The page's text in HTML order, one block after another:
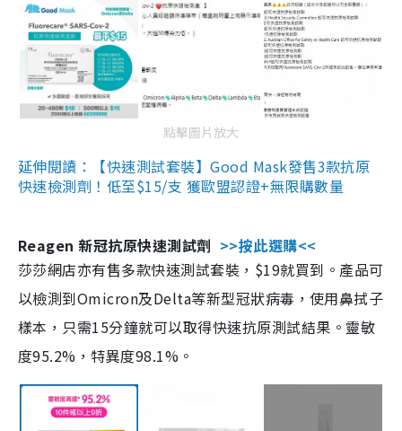
點擊圖片放大
延伸閱讀：【快速測試套裝】Good Mask發售3款抗原
快速檢測劑！低至$15/支 獲歐盟認證+無限購數量
Reagen 新冠抗原快速測試劑 >>按此選購<<
莎莎網店亦有售多款快速測試套裝，$19就買到。產品可
以檢測到Omicron及Delta等新型冠狀病毒，使用鼻拭子
樣本，只需15分鐘就可以取得快速抗原測試結果。靈敏
度95.2%，特異度98.1%。